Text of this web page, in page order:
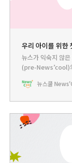
우리 아이를 위한
뉴스가 익숙지 않
(pre-News’cool)
뉴스쿨